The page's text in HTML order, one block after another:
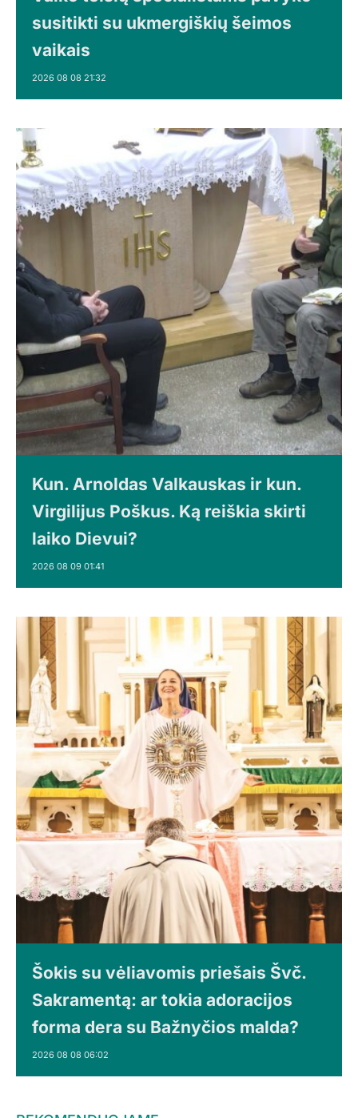
susitikti su ukmergiškių šeimos
vaikais
2026 08 08 21:32
Kun. Arnoldas Valkauskas ir kun.
Virgilijus Poškus. Ką reiškia skirti
laiko Dievui?
2026 08 09 01:41
Šokis su vėliavomis priešais Švč.
Sakramentą: ar tokia adoracijos
forma dera su Bažnyčios malda?
2026 08 08 06:02